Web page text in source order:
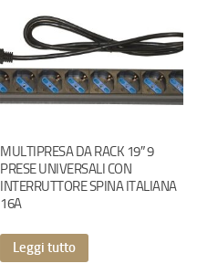
MULTIPRESA DA RACK 19″ 9
PRESE UNIVERSALI CON
INTERRUTTORE SPINA ITALIANA
16A
Leggi tutto